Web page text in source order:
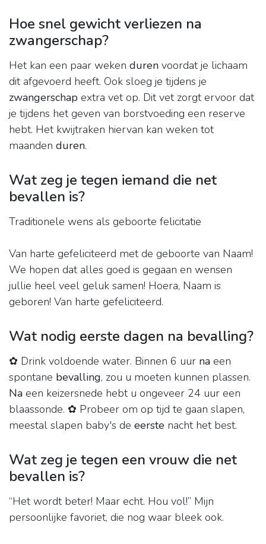
Hoe snel gewicht verliezen na
zwangerschap?
Het kan een paar weken duren voordat je lichaam
dit afgevoerd heeft. Ook sloeg je tijdens je
zwangerschap extra vet op. Dit vet zorgt ervoor dat
je tijdens het geven van borstvoeding een reserve
hebt. Het kwijtraken hiervan kan weken tot
maanden duren.
Wat zeg je tegen iemand die net
bevallen is?
Traditionele wens als geboorte felicitatie
Van harte gefeliciteerd met de geboorte van Naam!
We hopen dat alles goed is gegaan en wensen
jullie heel veel geluk samen! Hoera, Naam is
geboren! Van harte gefeliciteerd.
Wat nodig eerste dagen na bevalling?
✿ Drink voldoende water. Binnen 6 uur na een
spontane bevalling, zou u moeten kunnen plassen.
Na een keizersnede hebt u ongeveer 24 uur een
blaassonde. ✿ Probeer om op tijd te gaan slapen,
meestal slapen baby's de eerste nacht het best.
Wat zeg je tegen een vrouw die net
bevallen is?
“Het wordt beter! Maar echt. Hou vol!” Mijn
persoonlijke favoriet, die nog waar bleek ook.